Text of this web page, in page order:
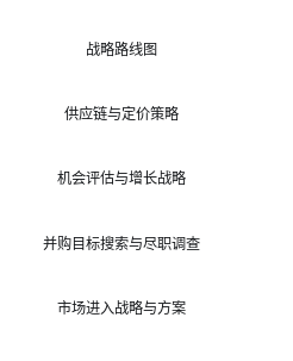
战略路线图
供应链与定价策略
机会评估与增长战略
并购目标搜索与尽职调查
市场进入战略与方案